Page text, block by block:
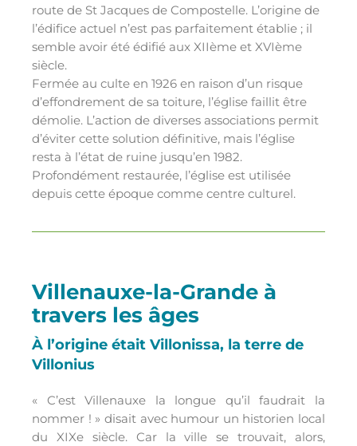
route de St Jacques de Compostelle. L’origine de
l’édifice actuel n’est pas parfaitement établie ; il
semble avoir été édifié aux XIIème et XVIème
siècle.
Fermée au culte en 1926 en raison d’un risque
d’effondrement de sa toiture, l’église faillit être
démolie. L’action de diverses associations permit
d’éviter cette solution définitive, mais l’église
resta à l’état de ruine jusqu’en 1982.
Profondément restaurée, l’église est utilisée
depuis cette époque comme centre culturel.
Villenauxe-la-Grande à
travers les âges
À l’origine était Villonissa, la terre de
Villonius
« C’est Villenauxe la longue qu’il faudrait la
nommer ! » disait avec humour un historien local
du XIXe siècle. Car la ville se trouvait, alors,